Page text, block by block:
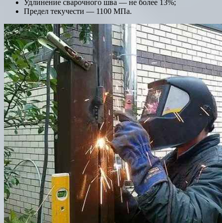
Удлинение сварочного шва — не более 13%;
Предел текучести — 1100 МПа.